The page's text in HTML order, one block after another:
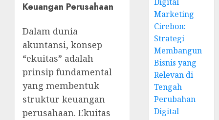
Keuangan Perusahaan
Dalam dunia
akuntansi, konsep
“ekuitas” adalah
prinsip fundamental
yang membentuk
struktur keuangan
perusahaan. Ekuitas
Marketing
Cirebon:
Strategi
Membangun
Bisnis yang
Relevan di
Tengah
Perubahan
Digital